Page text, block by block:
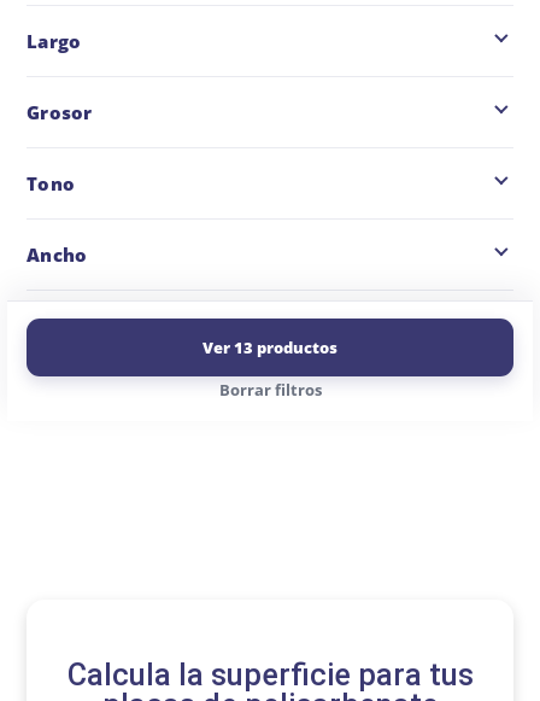
Largo
Grosor
Tono
Ancho
Ver 13 productos
Borrar filtros
Calcula la superficie para tus